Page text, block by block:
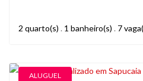
2 quarto(s) . 1 banheiro(s) . 7
ALUGUEL